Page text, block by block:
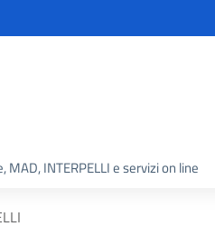
MAD, INTERPELLI e servizi on line